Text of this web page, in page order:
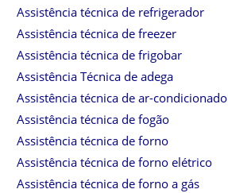
Assistência técnica de refrigerador
Assistência técnica de freezer
Assistência técnica de frigobar
Assistência Técnica de adega
Assistência técnica de ar-condicionado
Assistência técnica de fogão
Assistência técnica de forno
Assistência técnica de forno elétrico
Assistência técnica de forno a gás